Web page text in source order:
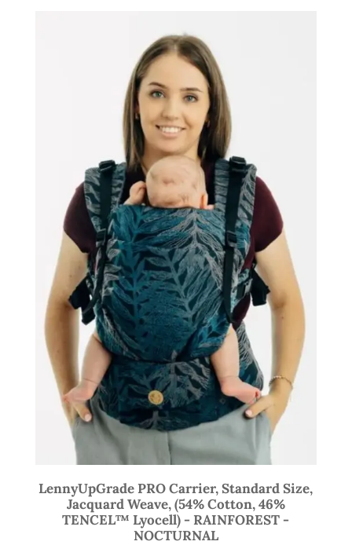
LennyUpGrade PRO Carrier, Standard Size,
Jacquard Weave, (54% Cotton, 46%
TENCEL™ Lyocell) - RAINFOREST -
NOCTURNAL